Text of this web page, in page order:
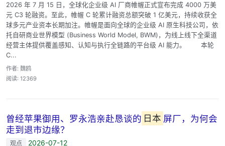
2026 年 7 月 15 日，全球化企业级 AI 厂商帷幄正式宣布完成 4000 万美
元 C3 轮融资。至此，帷幄 C 轮累计融资总额突破 1 亿美元，持续收获全
球多元产业资本长期加注。帷幄是面向全球的企业级 AI 原生科技公司，依
托自研商业世界模型 (Business World Model, BWM)，为线上线下全渠道
经营主体提供覆盖感知、认知与执行全链路的平台级 AI 能力。 本轮
C...
作者: 魏鸥
阅读: 12369
曾经苹果御用、罗永浩亲赴恳谈的 日本 屏厂，为何会
走到退市边缘？
观点 2026-07-12